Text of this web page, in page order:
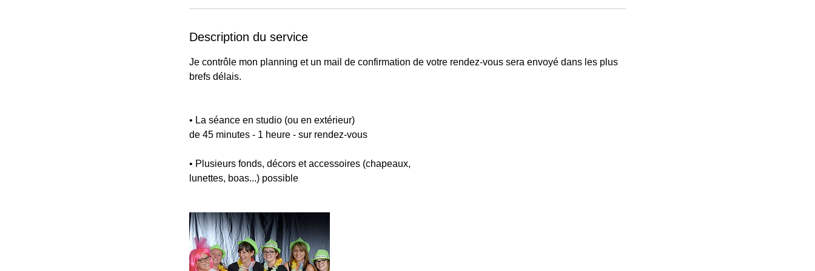
Description du service
Je contrôle mon planning et un mail de confirmation de votre rendez-vous sera envoyé dans les plus
brefs délais.
• La séance en studio (ou en extérieur)
de 45 minutes - 1 heure - sur rendez-vous
• Plusieurs fonds, décors et accessoires (chapeaux,
lunettes, boas...) possible